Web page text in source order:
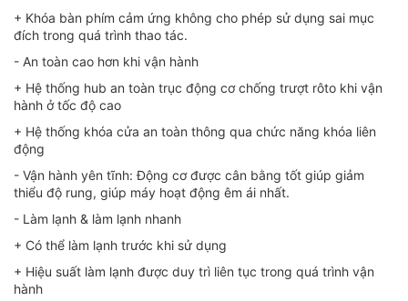
+ Khóa bàn phím cảm ứng không cho phép sử dụng sai mục
đích trong quá trình thao tác.
- An toàn cao hơn khi vận hành
+ Hệ thống hub an toàn trục động cơ chống trượt rôto khi vận
hành ở tốc độ cao
+ Hệ thống khóa cửa an toàn thông qua chức năng khóa liên
động
- Vận hành yên tĩnh: Động cơ được cân bằng tốt giúp giảm
thiểu độ rung, giúp máy hoạt động êm ái nhất.
- Làm lạnh & làm lạnh nhanh
+ Có thể làm lạnh trước khi sử dụng
+ Hiệu suất làm lạnh được duy trì liên tục trong quá trình vận
hành